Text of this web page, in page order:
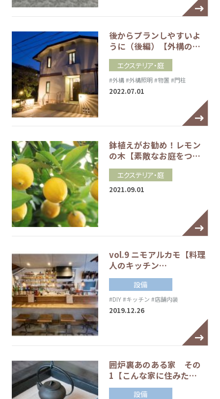
後からプランしやすいよ
うに（後編）【外構の…
エクステリア・庭
#外構#外構照明 #物置 #門柱
2022.07.01
鉢植えがお勧め！レモン
の木【素敵なお庭をつ…
エクステリア・庭
2021.09.01
vol.9 ニモアルカモ【料理
人のキッチン…
設備
#DIY#キッチン #店舗内装
2019.12.26
囲炉裏あのある家 その
1【こんな家に住みた…
設備